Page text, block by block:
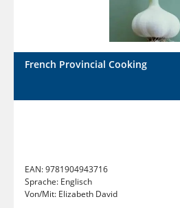
French Provincial Cooking
EAN:9781904943716
Sprache: Englisch
Von/Mit: Elizabeth David